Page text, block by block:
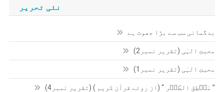
نئی تحریر
بدگمانی سب سے بڑا جھوٹ ہے
محبتِ الہٰی (تقریر نمبر2)
محبتِ الہٰی (تقریر نمبر1)
” مَنۡطِقَ الطَّیۡرِ “ (از روئے قرآن کریم ) (تقریر نمبر4)